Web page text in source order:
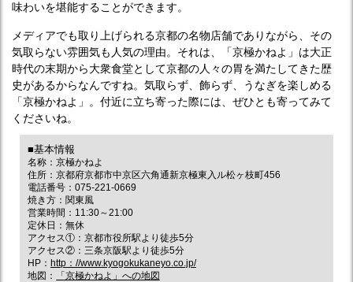
味わいを堪能することができます。
メディアでも取り上げられる京都の名物店舗でありながら、その
気取らない雰囲気も人気の理由。それは、「京極かねよ」は大正
時代の末期から大衆食堂として京都の人々の胃を満たしてきた歴
史があるからなんですね。気取らず、飾らず、うなぎを楽しめる
「京極かねよ」。付近に立ち寄った際には、ぜひとも寄ってみて
くださいね。
■基本情報
名称：京極かねよ
住所：京都府京都市中京区六角通新京極東入ル松ヶ枝町456
電話番号：075-221-0669
焼き方：関東風
営業時間：11:30～21:00
定休日：無休
アクセス①：京都市役所駅より徒歩5分
アクセス②：三条京阪駅より徒歩5分
HP： http：//www.kyogokukaneyo.co.jp/
地図：
「京極かねよ」への地図